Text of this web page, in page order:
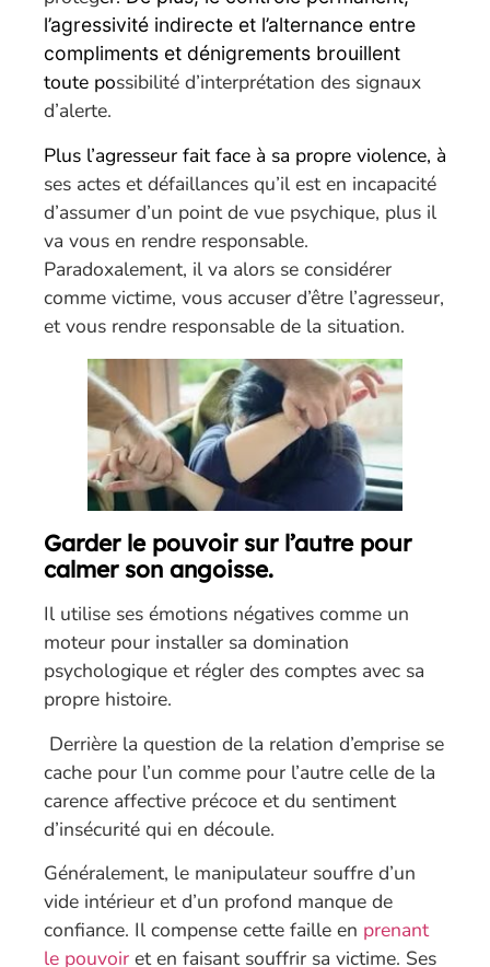
l’agressivité indirecte et l’alternance entre
compliments et dénigrements brouillent
toute possibilité d’interprétation des signaux
d’alerte.
Plus l’agresseur fait face à sa propre violence, à
ses actes et défaillances qu’il est en incapacité
d’assumer d’un point de vue psychique, plus il
va vous en rendre responsable.
Paradoxalement, il va alors se considérer
comme victime, vous accuser d’être l’agresseur,
et vous rendre responsable de la situation.
Garder le pouvoir sur l’autre pour
calmer son angoisse.
Il utilise ses émotions négatives comme un
moteur pour installer sa domination
psychologique et régler des comptes avec sa
propre histoire.
Derrière la question de la relation d’emprise se
cache pour l’un comme pour l’autre celle de la
carence affective précoce et du sentiment
d’insécurité qui en découle.
Généralement, le manipulateur souffre d’un
vide intérieur et d’un profond manque de
confiance. Il compense cette faille en prenant
le pouvoir et en faisant souffrir sa victime. Ses